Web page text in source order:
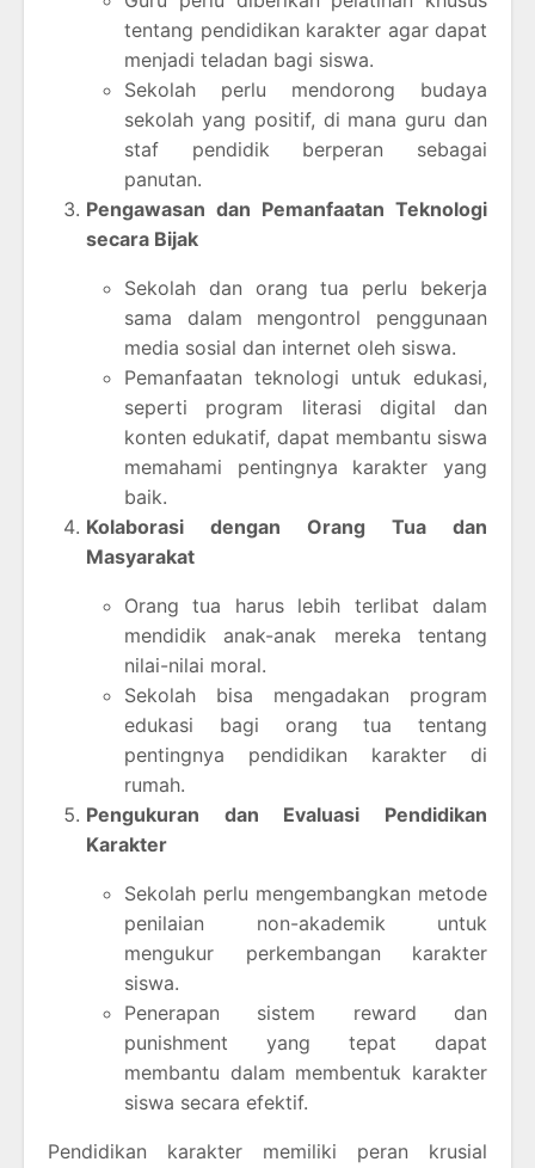
tentang pendidikan karakter agar dapat
menjadi teladan bagi siswa.
Sekolah perlu mendorong budaya
sekolah yang positif, di mana guru dan
staf pendidik berperan sebagai
panutan.
Pengawasan dan Pemanfaatan Teknologi
secara Bijak
Sekolah dan orang tua perlu bekerja
sama dalam mengontrol penggunaan
media sosial dan internet oleh siswa.
Pemanfaatan teknologi untuk edukasi,
seperti program literasi digital dan
konten edukatif, dapat membantu siswa
memahami pentingnya karakter yang
baik.
Kolaborasi dengan Orang Tua dan
Masyarakat
Orang tua harus lebih terlibat dalam
mendidik anak-anak mereka tentang
nilai-nilai moral.
Sekolah bisa mengadakan program
edukasi bagi orang tua tentang
pentingnya pendidikan karakter di
rumah.
Pengukuran dan Evaluasi Pendidikan
Karakter
Sekolah perlu mengembangkan metode
penilaian non-akademik untuk
mengukur perkembangan karakter
siswa.
Penerapan sistem reward dan
punishment yang tepat dapat
membantu dalam membentuk karakter
siswa secara efektif.
Pendidikan karakter memiliki peran krusial